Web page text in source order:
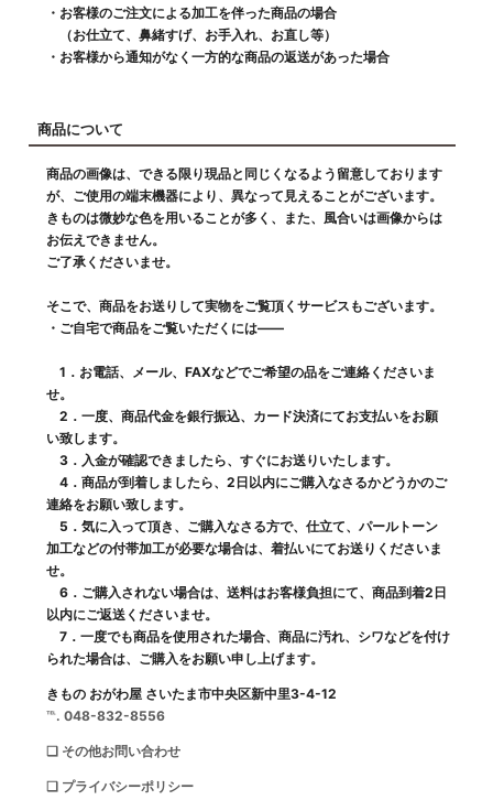
・お客様のご注文による加工を伴った商品の場合
（お仕立て、鼻緒すげ、お手入れ、お直し等）
・お客様から通知がなく一方的な商品の返送があった場合
商品について
商品の画像は、できる限り現品と同じくなるよう留意しております
が、ご使用の端末機器により、異なって見えることがございます。
きものは微妙な色を用いることが多く、また、風合いは画像からは
お伝えできません。
ご了承くださいませ。
そこで、商品をお送りして実物をご覧頂くサービスもございます。
・ご自宅で商品をご覧いただくには――
1．お電話、メール、FAXなどでご希望の品をご連絡くださいま
せ。
2．一度、商品代金を銀行振込、カード決済にてお支払いをお願
い致します。
3．入金が確認できましたら、すぐにお送りいたします。
4．商品が到着しましたら、2日以内にご購入なさるかどうかのご
連絡をお願い致します。
5．気に入って頂き、ご購入なさる方で、仕立て、パールトーン
加工などの付帯加工が必要な場合は、着払いにてお送りくださいま
せ。
6．ご購入されない場合は、送料はお客様負担にて、商品到着2日
以内にご返送くださいませ。
7．一度でも商品を使用された場合、商品に汚れ、シワなどを付け
られた場合は、ご購入をお願い申し上げます。
きもの おがわ屋 さいたま市中央区新中里3-4-12
℡. 048-832-8556
❑ その他お問い合わせ
❑ プライバシーポリシー